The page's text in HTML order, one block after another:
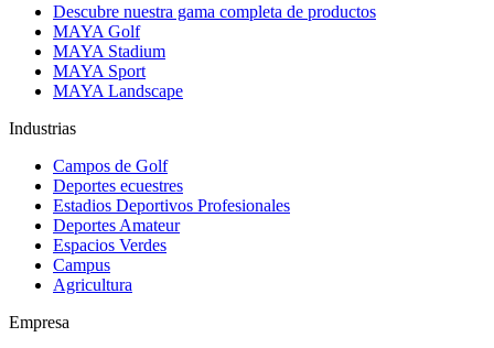
Descubre nuestra gama completa de productos
MAYA Golf
MAYA Stadium
MAYA Sport
MAYA Landscape
Industrias
Campos de Golf
Deportes ecuestres
Estadios Deportivos Profesionales
Deportes Amateur
Espacios Verdes
Campus
Agricultura
Empresa